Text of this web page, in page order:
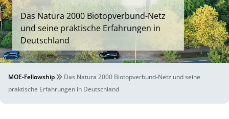
Das Natura 2000 Biotopverbund-Netz
und seine praktische Erfahrungen in
Deutschland
MOE-Fellowship
Das Natura 2000 Biotopverbund-Netz und seine
praktische Erfahrungen in Deutschland